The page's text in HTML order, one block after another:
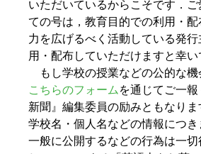
いただいているからこそです．
ての号は，教育目的での利用・
力を広げるべく活動している発
用・配布していただけますと幸い
もし学校の授業などの公的な機
こちらのフォーム を通じてご一
新聞』編集委員の励みともなり
学校名・個人名などの情報につ
一般に公開するなどの行為は一